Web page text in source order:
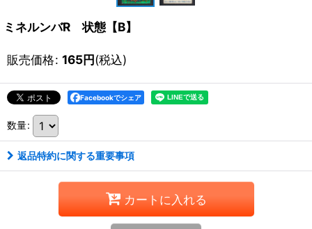
ミネルンバR 状態【B】
販売価格: 165円(税込)
Facebookでシェア
数量:
返品特約に関する重要事項
カートに入れる